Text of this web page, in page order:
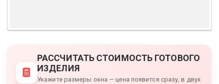
РАССЧИТАТЬ СТОИМОСТЬ ГОТОВОГО
ИЗДЕЛИЯ
Укажите размеры окна — цена появится сразу, в двух